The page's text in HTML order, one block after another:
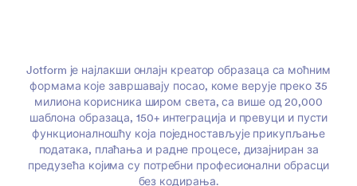
Jotform је најлакши онлајн креатор образаца са моћним
формама које завршавају посао, коме верује преко 35
милиона корисника широм света, са више од 20,000
шаблона образаца, 150+ интеграција и превуци и пусти
функционалношћу која поједностављује прикупљање
података, плаћања и радне процесе, дизајниран за
предузећа којима су потребни професионални обрасци
без кодирања.